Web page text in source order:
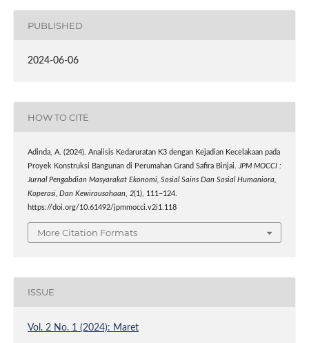
PUBLISHED
2024-06-06
HOW TO CITE
Adinda, A. (2024). Analisis Kedaruratan K3 dengan Kejadian Kecelakaan pada
Proyek Konstruksi Bangunan di Perumahan Grand Safira Binjai. JPM MOCCI :
Jurnal Pengabdian Masyarakat Ekonomi, Sosial Sains Dan Sosial Humaniora,
Koperasi, Dan Kewirausahaan, 2(1), 111–124.
https://doi.org/10.61492/jpmmocci.v2i1.118
More Citation Formats
ISSUE
Vol. 2 No. 1 (2024): Maret